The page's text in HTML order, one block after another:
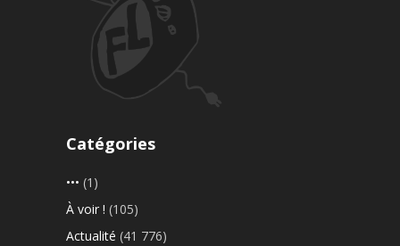
Catégories
••• (1)
À voir ! (105)
Actualité (41 776)